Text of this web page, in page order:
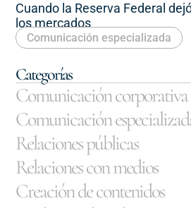
Cuando la Reserva Federal
los mercados
Comunicación especializada
Categorías
Comunicación corporativa
Comunicación
Relaciones públicas
Relaciones con medios
Creación de contenidos